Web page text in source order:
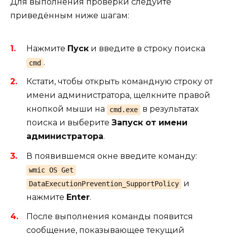
приведённым ниже шагам:
Нажмите Пуск и введите в строку поиска
cmd .
Кстати, чтобы открыть командную строку от
имени администратора, щелкните правой
кнопкой мыши на
cmd.exe
в результатах
поиска и выберите Запуск от имени
администратора.
В появившемся окне введите команду:
wmic OS Get
DataExecutionPrevention_SupportPolicy
и
нажмите Enter.
После выполнения команды появится
сообщение, показывающее текущий